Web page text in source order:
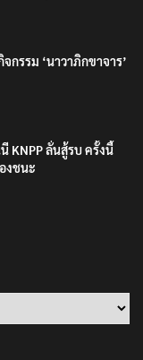
กรรม ‘นาวาภิกขาจาร’
KNPP ลั่นสู้รบ ครั้งนี้
งชนะ